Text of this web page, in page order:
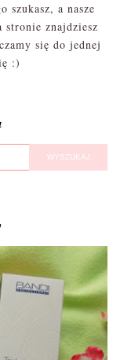
szukasz, a nasze
stronie znajdziesz
się do jednej
:)